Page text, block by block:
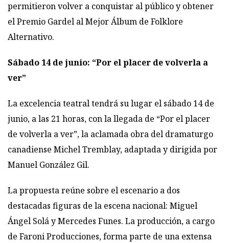
permitieron volver a conquistar al público y obtener
el Premio Gardel al Mejor Álbum de Folklore
Alternativo.
Sábado 14 de junio: “Por el placer de volverla a
ver”
La excelencia teatral tendrá su lugar el sábado 14 de
junio, a las 21 horas, con la llegada de “Por el placer
de volverla a ver”, la aclamada obra del dramaturgo
canadiense Michel Tremblay, adaptada y dirigida por
Manuel González Gil.
La propuesta reúne sobre el escenario a dos
destacadas figuras de la escena nacional: Miguel
Ángel Solá y Mercedes Funes. La producción, a cargo
de Faroni Producciones, forma parte de una extensa